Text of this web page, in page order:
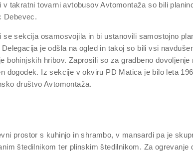
takratni tovarni avtobusov Avtomontaža so bili
Debevec.
sekcija osamosvojila in bi ustanovili samostojno
je odšla na ogled in takoj so bili vsi
hribov. Zaprosili so za gradbeno
dogodek. Iz sekcije v okviru PD Matica je bilo leta
društvo Avtomontaža.
prostor s kuhinjo in shrambo, v mansardi pa je
štedilnikom ter plinskim štedilnikom. Za